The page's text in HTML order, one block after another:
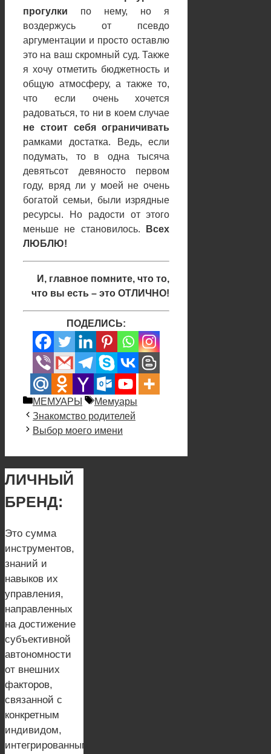
прогулки по нему, но я
воздержусь от псевдо
аргументации и просто оставлю
это на ваш скромный суд. Также
я хочу отметить бюджетность и
общую атмосферу, а также то,
что если очень хочется
радоваться, то ни в коем случае
не стоит себя ограничивать
рамками достатка. Ведь, если
подумать, то в одна тысяча
девятьсот девяносто первом
году, вряд ли у моей не очень
богатой семьи, были изрядные
ресурсы. Но радости от этого
меньше не становилось.
Всех
ЛЮБЛЮ!
И, главное помните, что то,
что вы есть – это ОТЛИЧНО!
ПОДЕЛИСЬ:
Рубрики
МЕМУАРЫ Метки
Мемуары
Знакомство родителей
Выбор моего имени
ЛИЧНЫЙ
БРЕНД:
Это сумма
инструментов,
знаний и
навыков их
управления,
направленных
на достижение
субъективной
автономности
от внешних
факторов,
связанной с
конкретным
индивидом,
интегрированным